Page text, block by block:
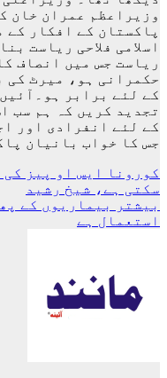
وزیراعظم عمران خان
پاکستان کے افکار کے
اسلامی فلاحی ریاست
ریاست جس میں انصاف
حکمرانی ہو، میرٹ کی
کے لئے برابر
تجدید کریں کہ ہم سب
کے لئے انفرادی اور
جس کا خواب بانیان
پوسٹوں
کی
نیویگیشن
کورونا ایس او پیز کی
سکتی ہے، شیخ رشید
بیشتر بیماریوں کے
استعمال ہے